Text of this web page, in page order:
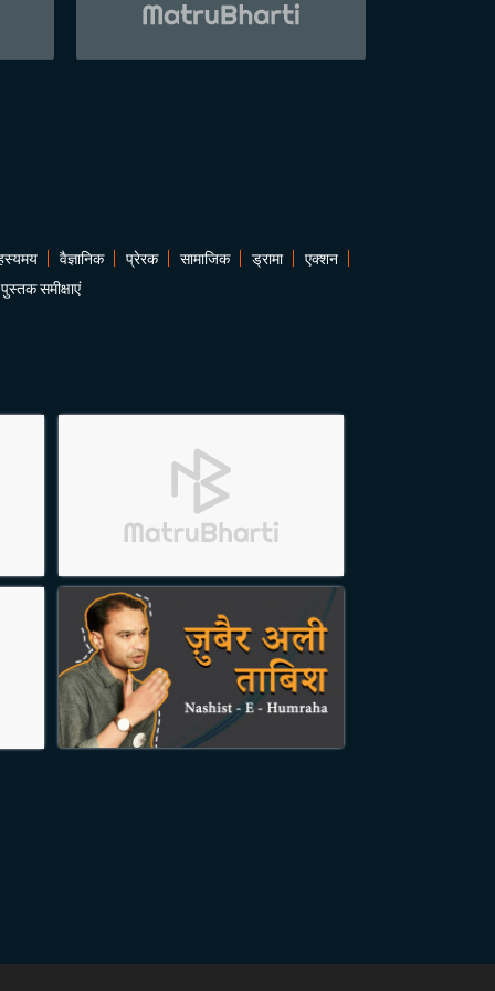
वैज्ञानिक प्रेरक सामाजिक ड्रामा
एक्शन
पुस्तक समीक्षाएं